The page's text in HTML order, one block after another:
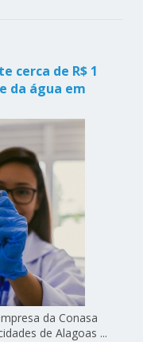
cerca de R$ 1
da água em
da Conasa
de Alagoas ...